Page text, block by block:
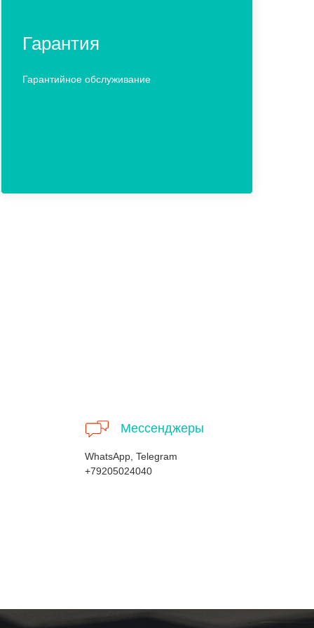
Гарантия
Гарантийное обслуживание
Мессенджеры
WhatsApp, Telegram
+79205024040